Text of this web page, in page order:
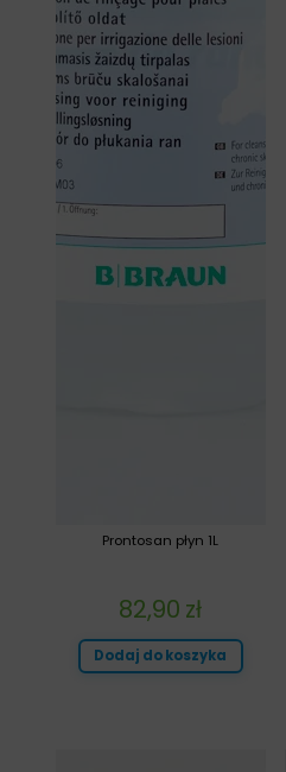
Prontosan płyn 1L
82,90 zł
Dodaj do koszyka